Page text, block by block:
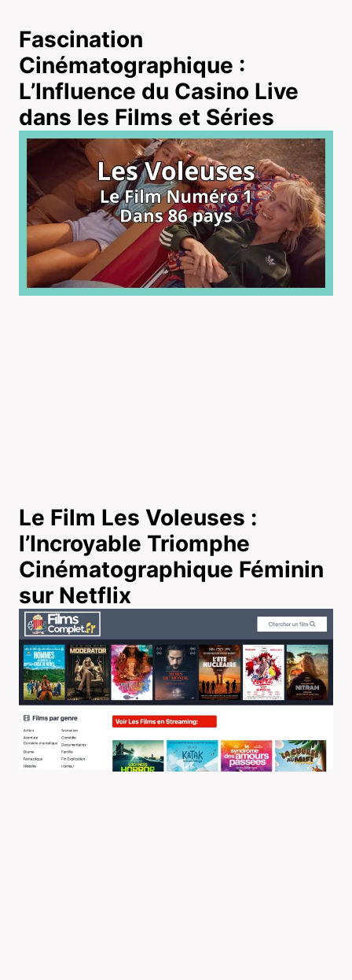
Fascination
Cinématographique :
L’Influence du Casino Live
dans les Films et Séries
Le Film Les Voleuses :
l’Incroyable Triomphe
Cinématographique Féminin
sur Netflix